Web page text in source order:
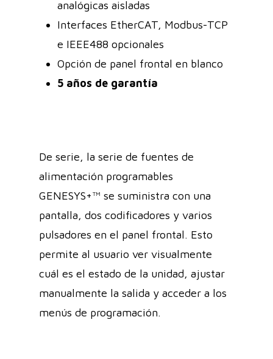
analógicas aisladas
Interfaces EtherCAT, Modbus-TCP
e IEEE488 opcionales
Opción de panel frontal en blanco
5 años de garantía
De serie, la serie de fuentes de
alimentación programables
GENESYS+™ se suministra con una
pantalla, dos codificadores y varios
pulsadores en el panel frontal. Esto
permite al usuario ver visualmente
cuál es el estado de la unidad, ajustar
manualmente la salida y acceder a los
menús de programación.